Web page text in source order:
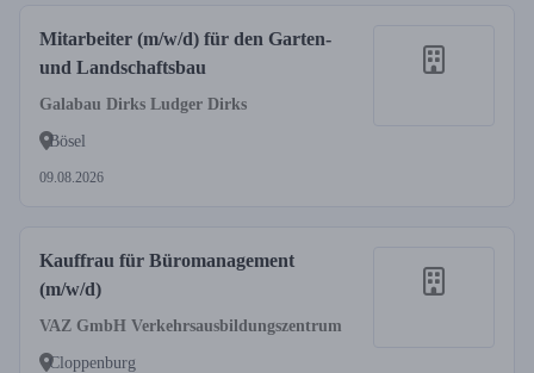
Mitarbeiter (m/w/d) für den Garten-
und Landschaftsbau
Galabau Dirks Ludger Dirks
Bösel
09.08.2026
Kauffrau für Büromanagement
(m/w/d)
VAZ GmbH Verkehrsausbildungszentrum
Cloppenburg